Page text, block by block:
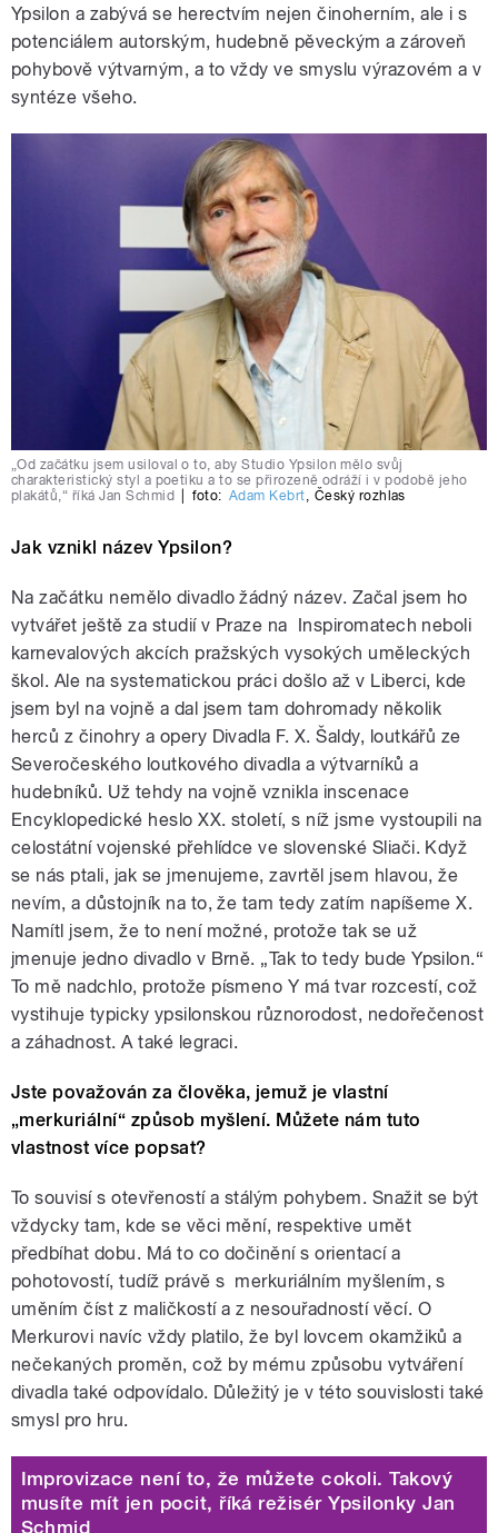
Ypsilon a zabývá se herectvím nejen činoherním, ale i s
potenciálem autorským, hudebně pěveckým a zároveň
pohybově výtvarným, a to vždy ve smyslu výrazovém a v
syntéze všeho.
„Od začátku jsem usiloval o to, aby Studio Ypsilon mělo svůj
charakteristický styl a poetiku a to se přirozeně odráží i v podobě jeho
plakátů,“ říká Jan Schmid
foto: Adam Kebrt, Český rozhlas
Jak vznikl název Ypsilon?
Na začátku nemělo divadlo žádný název. Začal jsem ho
vytvářet ještě za studií v Praze na Inspiromatech neboli
karnevalových akcích pražských vysokých uměleckých
škol. Ale na systematickou práci došlo až v Liberci, kde
jsem byl na vojně a dal jsem tam dohromady několik
herců z činohry a opery Divadla F. X. Šaldy, loutkářů ze
Severočeského loutkového divadla a výtvarníků a
hudebníků. Už tehdy na vojně vznikla inscenace
Encyklopedické heslo XX. století, s níž jsme vystoupili na
celostátní vojenské přehlídce ve slovenské Sliači. Když
se nás ptali, jak se jmenujeme, zavrtěl jsem hlavou, že
nevím, a důstojník na to, že tam tedy zatím napíšeme X.
Namítl jsem, že to není možné, protože tak se už
jmenuje jedno divadlo v Brně. „Tak to tedy bude Ypsilon.“
To mě nadchlo, protože písmeno Y má tvar rozcestí, což
vystihuje typicky ypsilonskou různorodost, nedořečenost
a záhadnost. A také legraci.
Jste považován za člověka, jemuž je vlastní
„merkuriální“ způsob myšlení. Můžete nám tuto
vlastnost více popsat?
To souvisí s otevřeností a stálým pohybem. Snažit se být
vždycky tam, kde se věci mění, respektive umět
předbíhat dobu. Má to co dočinění s orientací a
pohotovostí, tudíž právě s merkuriálním myšlením, s
uměním číst z maličkostí a z nesouřadností věcí. O
Merkurovi navíc vždy platilo, že byl lovcem okamžiků a
nečekaných proměn, což by mému způsobu vytváření
divadla také odpovídalo. Důležitý je v této souvislosti také
smysl pro hru.
Improvizace není to, že můžete cokoli. Takový
musíte mít jen pocit, říká režisér Ypsilonky Jan
Schmid